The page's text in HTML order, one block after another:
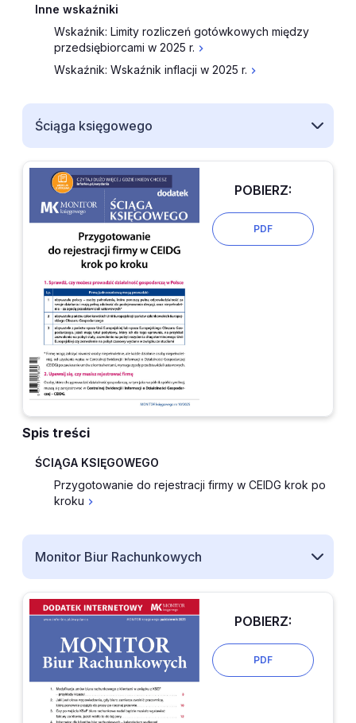
Inne wskaźniki
Wskaźnik: Limity rozliczeń gotówkowych między
przedsiębiorcami w 2025 r.
Wskaźnik: Wskaźnik inflacji w 2025 r.
Ściąga księgowego
POBIERZ:
PDF
Spis treści
ŚCIĄGA KSIĘGOWEGO
Przygotowanie do rejestracji firmy w CEIDG krok po
kroku
Monitor Biur Rachunkowych
POBIERZ:
PDF